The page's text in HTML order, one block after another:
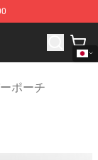
Shop
ポーチ